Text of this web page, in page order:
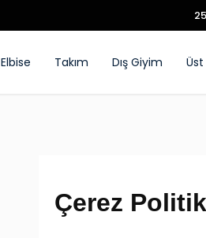
Elbise Takım Dış Giyim
Çerez